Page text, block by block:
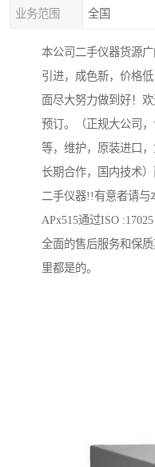
业务范围 全国
本公司二手仪器货源
引进，成色新，价格
面尽大努力做到好！
预订。（正规大公司
等，维护，原装进口
长期合作，国内技术
二手仪器!!有意者请与
APx515通过ISO
全面的售后服务和保
里都是的。